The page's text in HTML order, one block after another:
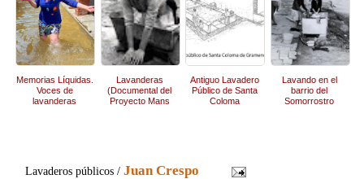
Memorias Líquidas.
Voces de
lavanderas
Lavanderas
(Documental del
Proyecto Mans
Antiguo Lavadero
Público de Santa
Coloma
Lavando en el
barrio del
Somorrostro
Lavaderos públicos /Juan Crespo